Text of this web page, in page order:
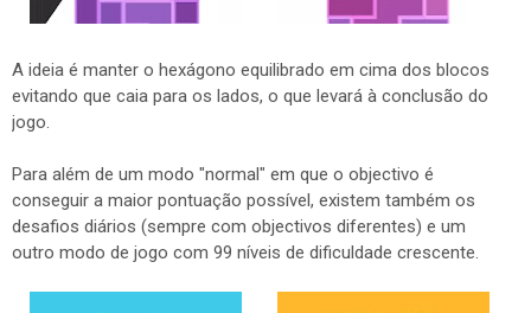
A ideia é manter o hexágono equilibrado em cima dos blocos
evitando que caia para os lados, o que levará à conclusão do
jogo.
Para além de um modo "normal" em que o objectivo é
conseguir a maior pontuação possível, existem também os
desafios diários (sempre com objectivos diferentes) e um
outro modo de jogo com 99 níveis de dificuldade crescente.